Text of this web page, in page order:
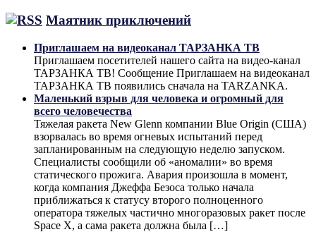
Маятник приключений
Приглашаем на видеоканал ТАРЗАНКА ТВ
Приглашаем посетителей нашего сайта на видео-канал
ТАРЗАНКА ТВ! Сообщение Приглашаем на видеоканал
ТАРЗАНКА ТВ появились сначала на TARZANKA.
Маленький взрыв для человека и огромный для
всего человечества
Тяжелая ракета New Glenn компании Blue Origin (США)
взорвалась во время огневых испытаний перед
запланированным на следующую неделю запуском.
Специалисты сообщили об «аномалии» во время
статического прожига. Авария произошла в момент,
когда компания Джеффа Безоса только начала
приближаться к статусу второго полноценного
оператора тяжелых частично многоразовых ракет после
Space X, а сама ракета должна была […]